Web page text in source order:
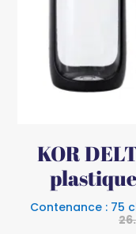
KOR
Contenance : 75